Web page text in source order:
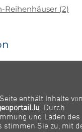
Reihenhäuser (2)